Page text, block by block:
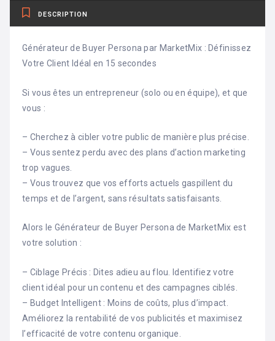
DESCRIPTION
Générateur de Buyer Persona par MarketMix : Définissez
Votre Client Idéal en 15 secondes
Si vous êtes un entrepreneur (solo ou en équipe), et que
vous :
– Cherchez à cibler votre public de manière plus précise.
– Vous sentez perdu avec des plans d’action marketing
trop vagues.
– Vous trouvez que vos efforts actuels gaspillent du
temps et de l’argent, sans résultats satisfaisants.
Alors le Générateur de Buyer Persona de MarketMix est
votre solution :
– Ciblage Précis : Dites adieu au flou. Identifiez votre
client idéal pour un contenu et des campagnes ciblés.
– Budget Intelligent : Moins de coûts, plus d’impact.
Améliorez la rentabilité de vos publicités et maximisez
l’efficacité de votre contenu organique.